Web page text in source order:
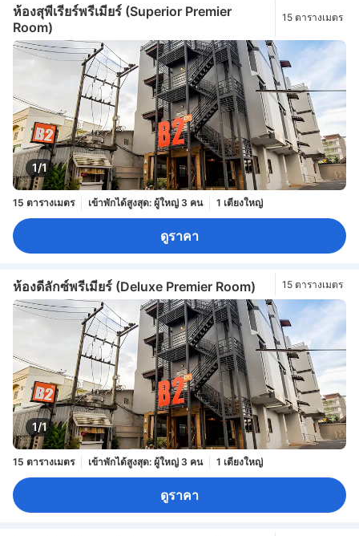
ห้องสุพีเรียร์พรีเมียร์ (Superior Premier
Room)
15 ตารางเมตร
1/1
15 ตารางเมตร เข้าพักได้สูงสุด: ผู้ใหญ่ 3 คน 1 เตียงใหญ่
ดูราคา
ห้องดีลักซ์พรีเมียร์ (Deluxe Premier Room) 15 ตารางเมตร
1/1
15 ตารางเมตร เข้าพักได้สูงสุด: ผู้ใหญ่ 3 คน 1 เตียงใหญ่
ดูราคา